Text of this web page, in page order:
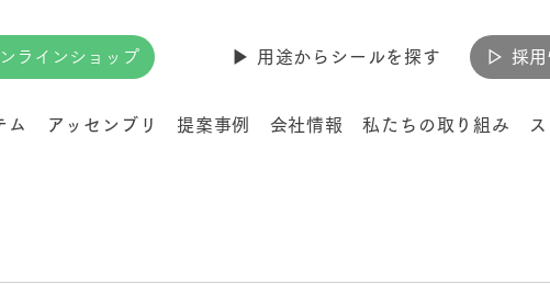
ラインショップ ▶︎ 用途からシールを探す ▷ 採用
ム アッセンブリ 提案事例 会社情報 私たちの取り組み